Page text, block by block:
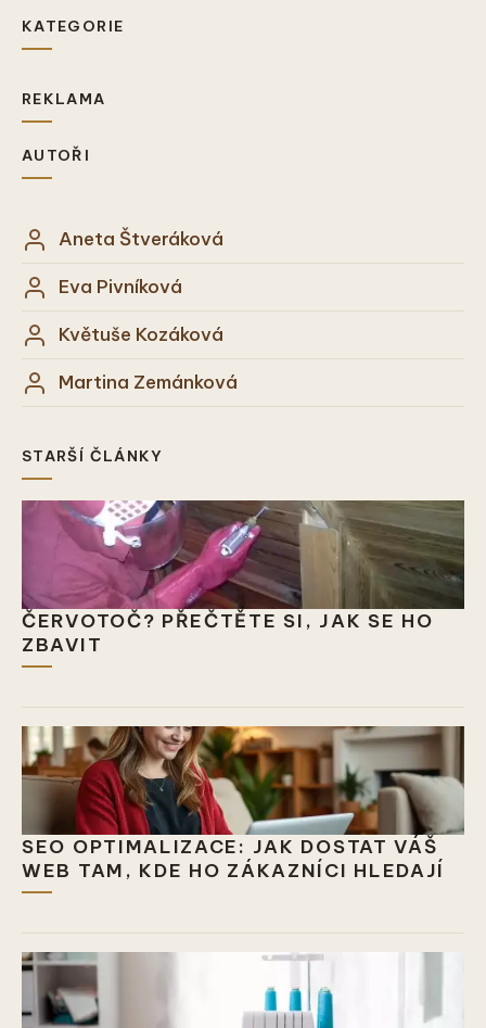
KATEGORIE
REKLAMA
AUTOŘI
Aneta Štveráková
Eva Pivníková
Květuše Kozáková
Martina Zemánková
STARŠÍ ČLÁNKY
ČERVOTOČ? PŘEČTĚTE SI, JAK SE HO
ZBAVIT
SEO OPTIMALIZACE: JAK DOSTAT VÁŠ
WEB TAM, KDE HO ZÁKAZNÍCI HLEDAJÍ